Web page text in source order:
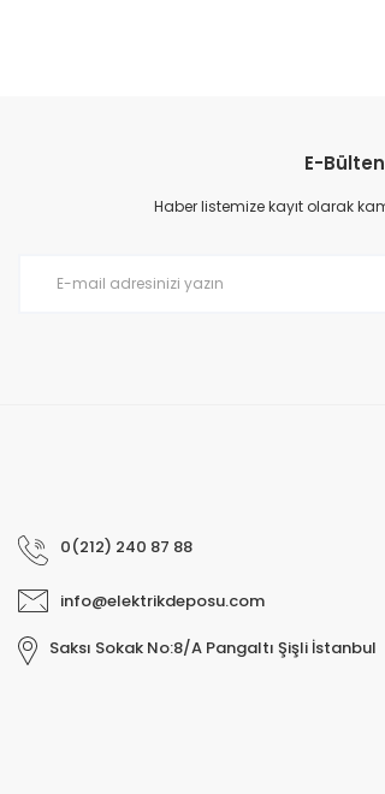
Ürün resmi kalitesiz, bozuk veya
Ürün açıklamasında eksik bilgiler bulunuyor.
E-
Haber listemize kayıt olarak
0(212) 240 87 88
info@elektrikdeposu.com
Saksı Sokak No:8/A Pangaltı Şişli İstanbul